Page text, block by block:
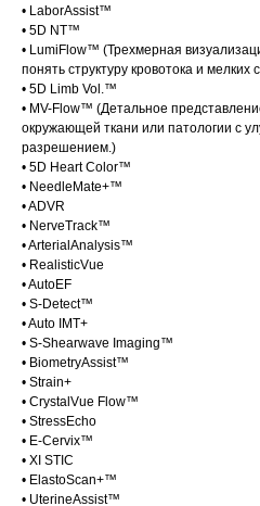
• LaborAssist™
• 5D NT™
• LumiFlow™ (Трехмерная
понять структуру кровотока и мелких
• 5D Limb Vol.™
• MV-Flow™ (Детальное
окружающей ткани или патологии с
разрешением.)
• 5D Heart Color™
• NeedleMate+™
• ADVR
• NerveTrack™
• ArterialAnalysis™
• RealisticVue
• AutoEF
• S-Detect™
• Auto IMT+
• S-Shearwave Imaging™
• BiometryAssist™
• Strain+
• CrystalVue Flow™
• StressEcho
• E-Cervix™
• XI STIC
• ElastoScan+™
• UterineAssist™